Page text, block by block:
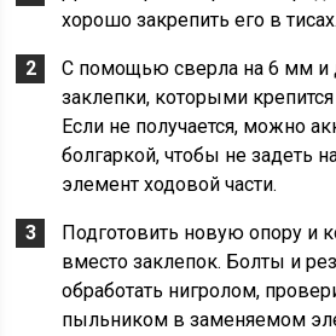
хорошо закрепить его в тисах.
С помощью сверла на 6 мм и
заклепки, которыми
Если не получается, можно
болгаркой, чтобы не задеть
элемент ходовой части.
Подготовить новую опору и
вместо заклепок. Болты и
обработать нигролом,
пыльником в заменяемом